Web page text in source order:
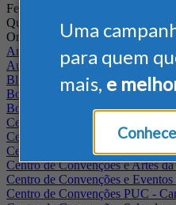
Uma
para quem
mais, e
Feiras
Quando
Onde
Arena Jaguariuna
Auditório Albano Franco -
Blumenau - SC
BolognaFiere
Boulevard Olimpico - RJ
Centro Internacional de
Centro de Convenções - SE
Centro de Convenções de
Centro de Convenções e Artes
Centro de Convenções e
Centro de Convenções PUC -